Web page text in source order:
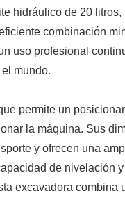
hidráulico de 20
combinación
uso profesional
mundo.
permite un
la máquina. Sus
y ofrecen una
de nivelación
excavadora combina